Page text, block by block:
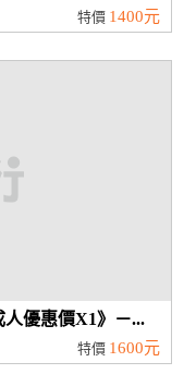
特價 1400元
優惠價X1》－...
特價 1600元